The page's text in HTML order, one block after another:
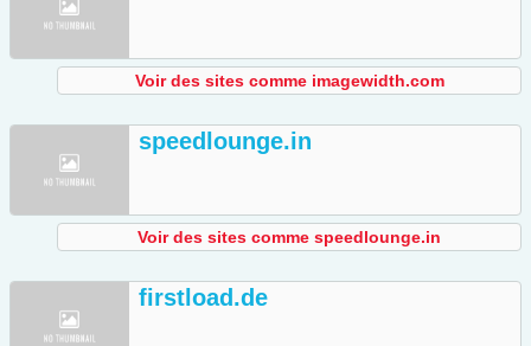
Voir des sites comme imagewidth.com
speedlounge.in
Voir des sites comme speedlounge.in
firstload.de